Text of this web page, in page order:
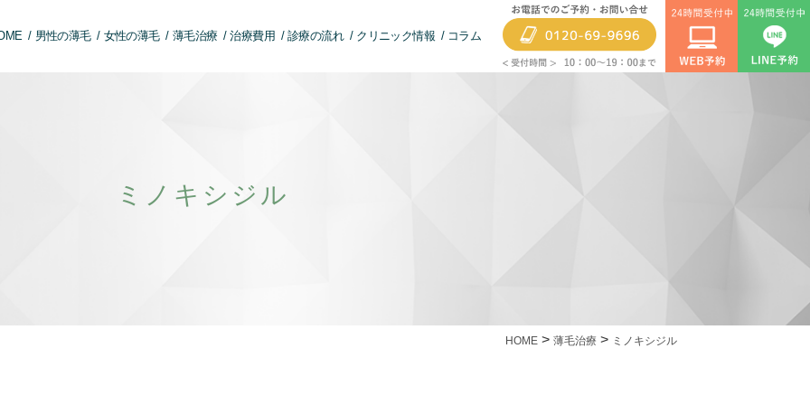
男性の薄毛 女性の薄毛 薄毛治療 治療費用 診療の流れ クリニック情報 コラム
ミノキシジル
HOME > 薄毛治療 > ミノキシジル